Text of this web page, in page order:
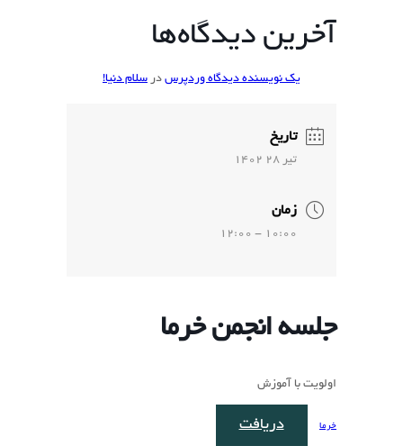
آخرین دیدگاه‌ها
یک نویسنده دیدگاه وردپرس در سلام دنیا!
تاریخ
تير 28 1402
زمان
10:00 - 12:00
ﺟﻠﺴﻪ ﺍﻧﺠﻤﻦ ﺧﺮﻣﺎ
اولویت با آموزش
خرما دریافت